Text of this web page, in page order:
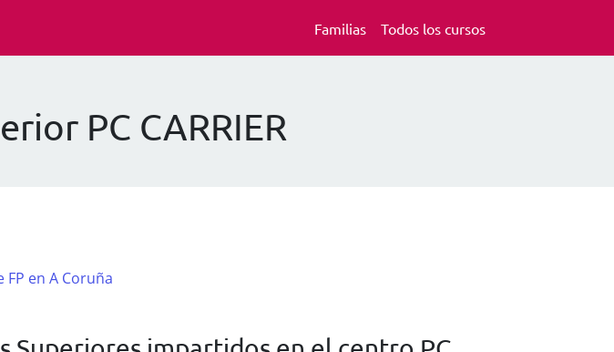
Familias Todos los cursos
PC CARRIER
FP en A Coruña